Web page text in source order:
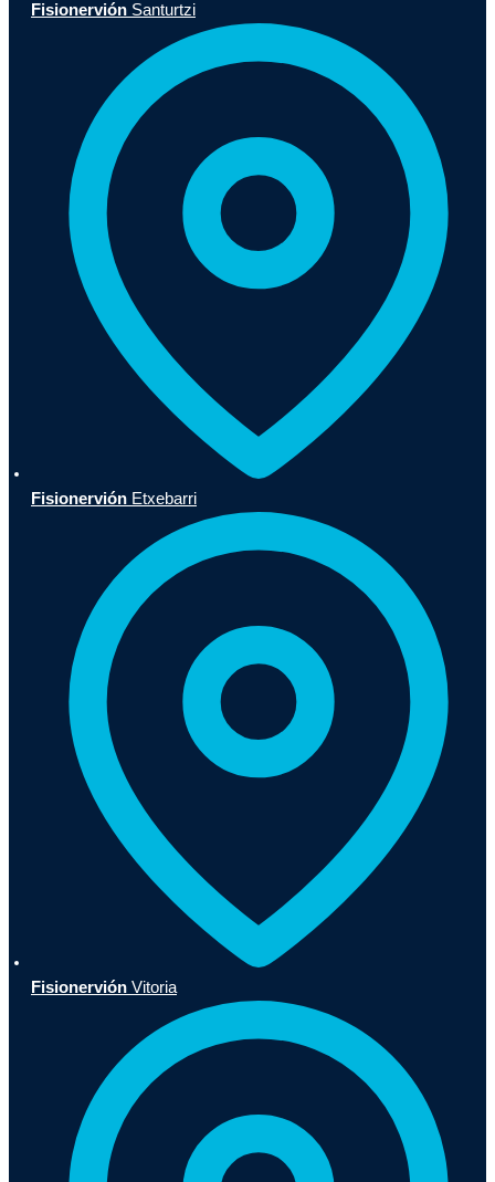
Fisionervión Santurtzi
Fisionervión Etxebarri
Fisionervión Vitoria